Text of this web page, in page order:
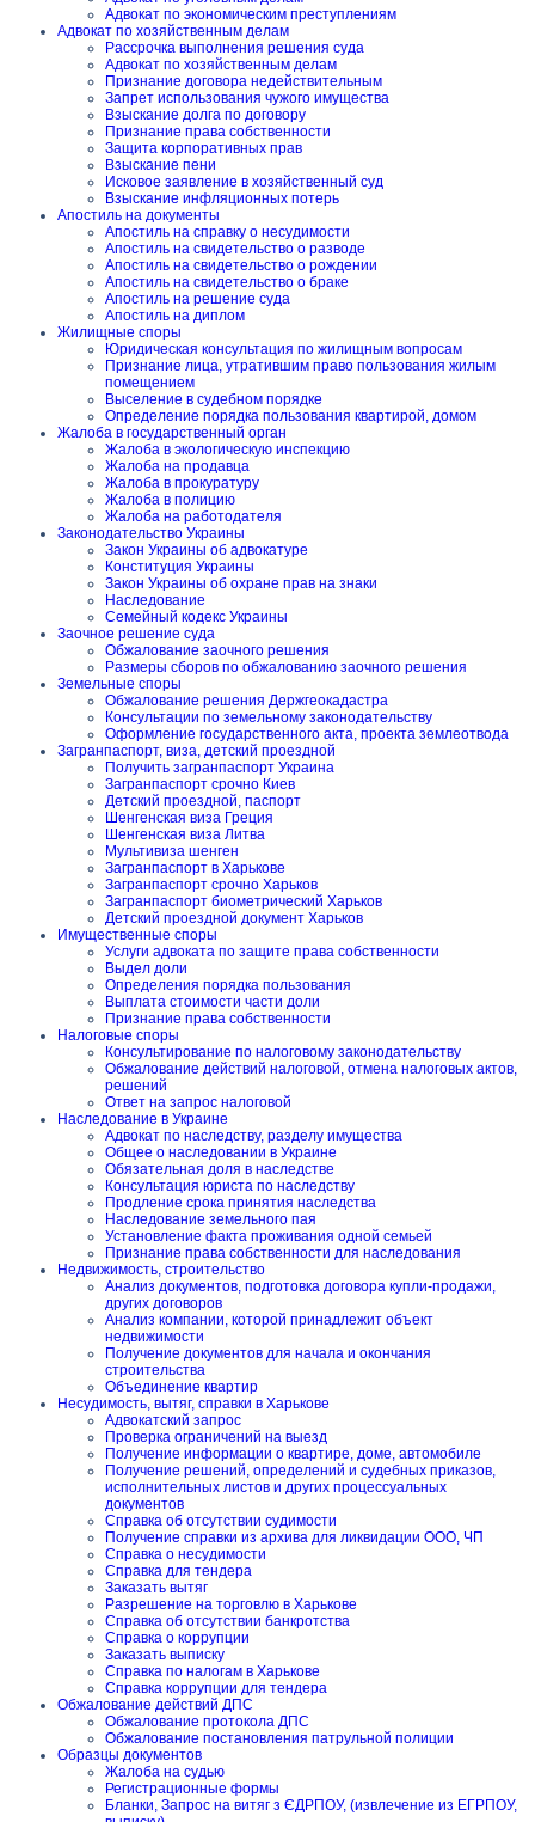
Адвокат по экономическим преступлениям
Адвокат по хозяйственным делам
Рассрочка выполнения решения суда
Адвокат по хозяйственным делам
Признание договора недействительным
Запрет использования чужого имущества
Взыскание долга по договору
Признание права собственности
Защита корпоративных прав
Взыскание пени
Исковое заявление в хозяйственный суд
Взыскание инфляционных потерь
Апостиль на документы
Апостиль на справку о несудимости
Апостиль на свидетельство о разводе
Апостиль на свидетельство о рождении
Апостиль на свидетельство о браке
Апостиль на решение суда
Апостиль на диплом
Жилищные споры
Юридическая консультация по жилищным вопросам
Признание лица, утратившим право пользования жилым
помещением
Выселение в судебном порядке
Определение порядка пользования квартирой, домом
Жалоба в государственный орган
Жалоба в экологическую инспекцию
Жалоба на продавца
Жалоба в прокуратуру
Жалоба в полицию
Жалоба на работодателя
Законодательство Украины
Закон Украины об адвокатуре
Конституция Украины
Закон Украины об охране прав на знаки
Наследование
Семейный кодекс Украины
Заочное решение суда
Обжалование заочного решения
Размеры сборов по обжалованию заочного решения
Земельные споры
Обжалование решения Держгеокадастра
Консультации по земельному законодательству
Оформление государственного акта, проекта землеотвода
Загранпаспорт, виза, детский проездной
Получить загранпаспорт Украина
Загранпаспорт срочно Киев
Детский проездной, паспорт
Шенгенская виза Греция
Шенгенская виза Литва
Мультивиза шенген
Загранпаспорт в Харькове
Загранпаспорт срочно Харьков
Загранпаспорт биометрический Харьков
Детский проездной документ Харьков
Имущественные споры
Услуги адвоката по защите права собственности
Выдел доли
Определения порядка пользования
Выплата стоимости части доли
Признание права собственности
Налоговые споры
Консультирование по налоговому законодательству
Обжалование действий налоговой, отмена налоговых актов,
решений
Ответ на запрос налоговой
Наследование в Украине
Адвокат по наследству, разделу имущества
Общее о наследовании в Украине
Обязательная доля в наследстве
Консультация юриста по наследству
Продление срока принятия наследства
Наследование земельного пая
Установление факта проживания одной семьей
Признание права собственности для наследования
Недвижимость, строительство
Анализ документов, подготовка договора купли-продажи,
других договоров
Анализ компании, которой принадлежит объект
недвижимости
Получение документов для начала и окончания
строительства
Объединение квартир
Несудимость, вытяг, справки в Харькове
Адвокатский запрос
Проверка ограничений на выезд
Получение информации о квартире, доме, автомобиле
Получение решений, определений и судебных приказов,
исполнительных листов и других процессуальных
документов
Справка об отсутствии судимости
Получение справки из архива для ликвидации ООО, ЧП
Справка о несудимости
Справка для тендера
Заказать вытяг
Разрешение на торговлю в Харькове
Справка об отсутствии банкротства
Справка о коррупции
Заказать выписку
Справка по налогам в Харькове
Справка коррупции для тендера
Обжалование действий ДПС
Обжалование протокола ДПС
Обжалование постановления патрульной полиции
Образцы документов
Жалоба на судью
Регистрационные формы
Бланки, Запрос на витяг з ЄДРПОУ, (извлечение из ЕГРПОУ,